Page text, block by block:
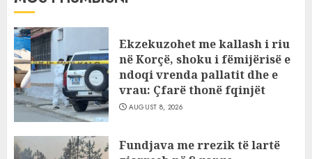
Ekzekuzohet me kallash i riu
në Korçë, shoku i fëmijërisë e
ndoqi vrenda pallatit dhe e
vrau: Çfarë thonë fqinjët
AUGUST 8, 2026
Fundjava me rrezik të lartë